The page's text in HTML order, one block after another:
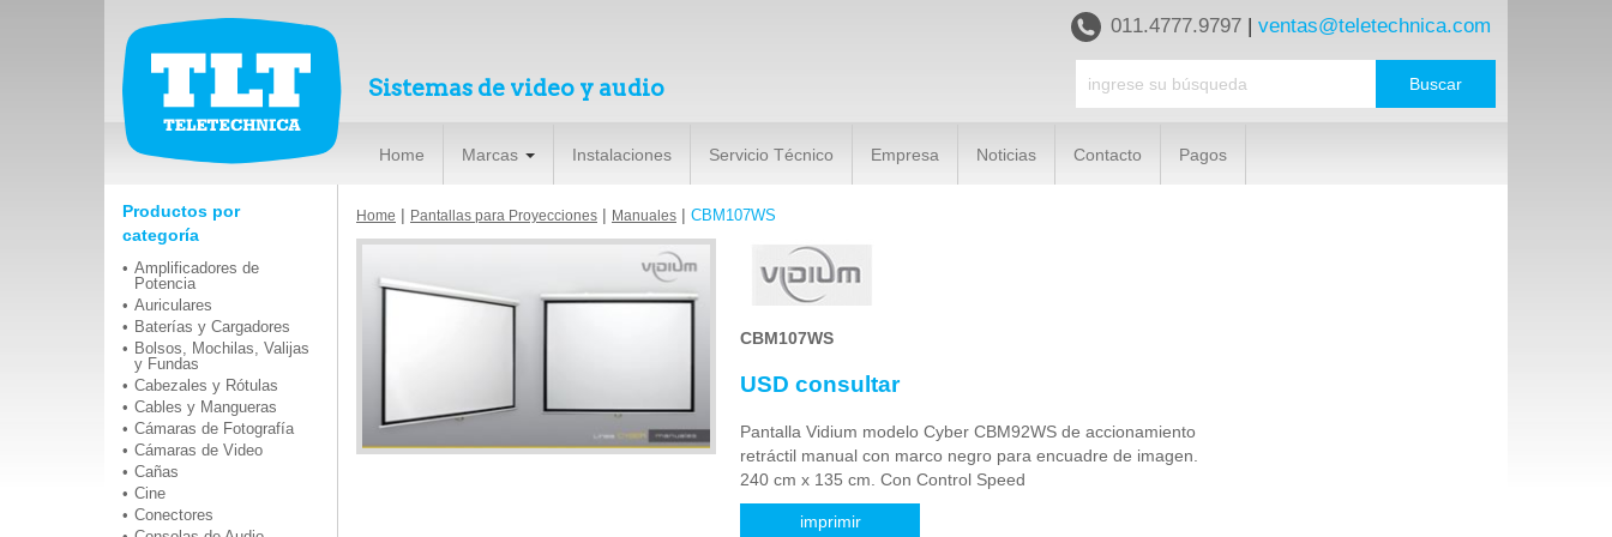
Sistemas de video y audio
011.4777.9797 | ventas@teletechnica.com
Home Marcas Instalaciones Servicio Técnico Empresa Noticias Contacto Pagos
Productos por
categoría
Amplificadores de
Potencia
Auriculares
Baterías y Cargadores
Bolsos, Mochilas, Valijas
y Fundas
Cabezales y Rótulas
Cables y Mangueras
Cámaras de Fotografía
Cámaras de Video
Cañas
Cine
Conectores
Home | Pantallas para Proyecciones | Manuales | CBM107WS
CBM107WS
USD consultar
Pantalla Vidium modelo Cyber CBM92WS de accionamiento
retráctil manual con marco negro para encuadre de imagen.
240 cm x 135 cm. Con Control Speed
imprimir